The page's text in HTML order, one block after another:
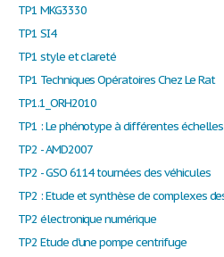
TP1 MKG3330
TP1 SI4
TP1 style et clareté
TP1 Techniques Opératoires Chez Le Rat
TP1.1_ORH2010
TP1 : Le phénotype à différentes échelles
TP2 - AMD2007
TP2 - GSO 6114 tournées des véhicules
TP2 électronique numérique
TP2 Etude d'une pompe centrifuge